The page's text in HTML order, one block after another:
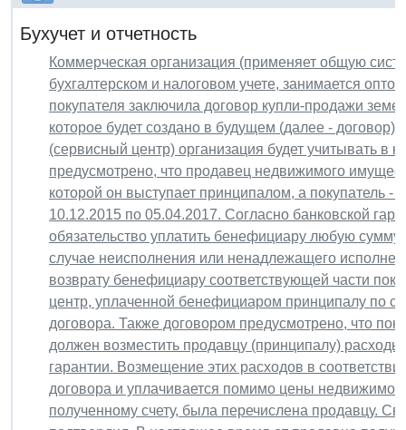
Бухучет и отчетность
Коммерческая организация (применяет общую
бухгалтерском и налоговом учете, занимается
покупателя заключила договор купли-продажи
которое будет создано в будущем (далее -
(сервисный центр) организация будет учитывать в
предусмотрено, что продавец недвижимого
которой он выступает принципалом, а покупатель
10.12.2015 по 05.04.2017. Согласно банковской
обязательство уплатить бенефициару любую
случае неисполнения или ненадлежащего
возврату бенефициару соответствующей части
центр, уплаченной бенефициаром принципалу по
договора. Также договором предусмотрено, что
должен возместить продавцу (принципалу)
гарантии. Возмещение этих расходов в
договора и уплачивается помимо цены
полученному счету, была перечислена продавцу.